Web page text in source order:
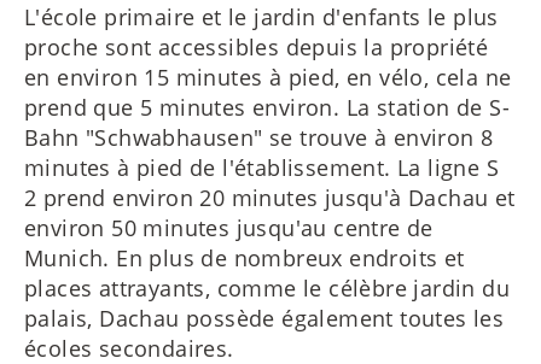
L'école primaire et le jardin d'enfants le plus
proche sont accessibles depuis la propriété
en environ 15 minutes à pied, en vélo, cela ne
prend que 5 minutes environ. La station de S-
Bahn "Schwabhausen" se trouve à environ 8
minutes à pied de l'établissement. La ligne S
2 prend environ 20 minutes jusqu'à Dachau et
environ 50 minutes jusqu'au centre de
Munich. En plus de nombreux endroits et
places attrayants, comme le célèbre jardin du
palais, Dachau possède également toutes les
écoles secondaires.